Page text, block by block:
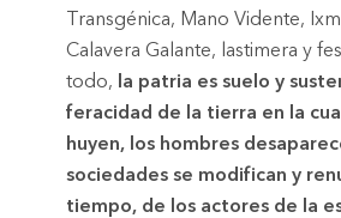
Transgénica, Mano Vidente,
Calavera Galante, lastimera y
todo,
la patria es suelo y
feracidad de la tierra en la
huyen, los hombres
sociedades se modifican y
tiempo, de los actores de la